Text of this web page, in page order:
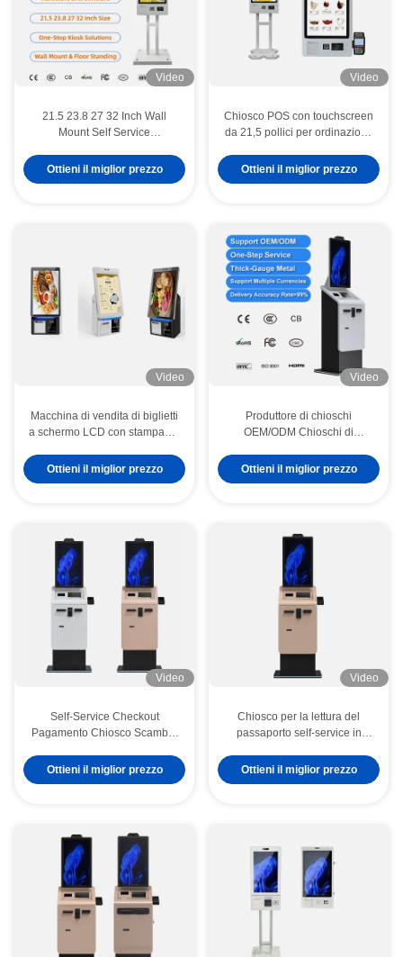
Video
21.5 23.8 27 32 Inch Wall
Mount Self Service
Ristorante Touch Screen
Terminale di pagamento Self
Ottieni il miglior prezzo
Video
Chiosco POS con touchscreen
da 21,5 pollici per ordinazione
QR, stampante termica per
ristoranti e catene di fast food
Ottieni il miglior prezzo
Video
Macchina di vendita di biglietti
a schermo LCD con stampante
screen per chiosco self-service
Ottieni il miglior prezzo
Video
Produttore di chioschi
OEM/ODM Chioschi di
pollici Chioschi di pagamento
di bollette Terminal di
Ottieni il miglior prezzo
Video
Self-Service Checkout
Pagamento Chiosco Scambio
Capacitive Touch Screen SDK
Ottieni il miglior prezzo
Video
Chiosco per la lettura del
passaporto self-service in
chiosco per pagamenti con
Ottieni il miglior prezzo